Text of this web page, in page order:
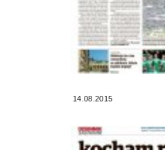
14.08.2015